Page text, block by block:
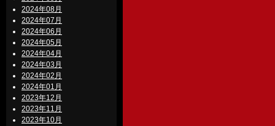
2024年08月
2024年07月
2024年06月
2024年05月
2024年04月
2024年03月
2024年02月
2024年01月
2023年12月
2023年11月
2023年10月